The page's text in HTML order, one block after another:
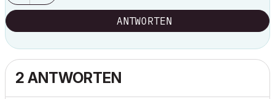
ANTWORTEN
2 ANTWORTEN